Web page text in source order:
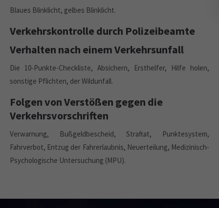
Blaues Blinklicht, gelbes Blinklicht.
Verkehrskontrolle durch Polizeibeamte
Verhalten nach einem Verkehrsunfall
Die 10-Punkte-Checkliste, Absichern, Ersthelfer, Hilfe holen,
sonstige Pflichten, der Wildunfall.
Folgen von Verstößen gegen die
Verkehrsvorschriften
Verwarnung, Bußgeldbescheid, Straftat, Punktesystem,
Fahrverbot, Entzug der Fahrerlaubnis, Neuerteilung, Medizinisch-
Psychologische Untersuchung (MPU).